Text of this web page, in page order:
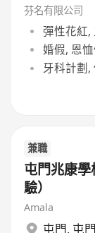
芬名有限公司
彈性花紅,
婚假, 恩
牙科計劃,
兼職
屯門兆康
驗）
Amala
屯門, 屯門